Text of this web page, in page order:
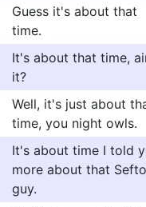
Guess it's about that
time.
It's about that time,
it?
Well, it's just about
time, you night owls.
It's about time I told
more about that
guy.